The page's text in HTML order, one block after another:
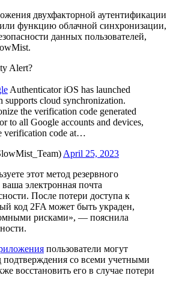
двухфакторной аутентификации
функцию облачной синхронизации,
данных пользователей,
Alert?
Authenticator iOS has launched
supports cloud synchronization.
the verification code generated
to all Google accounts and devices,
verification code at…
April 25, 2023
этот метод резервного
электронная почта
После потери доступа к
код 2FA может быть украден,
рисками», — пояснила
пользователи могут
подтверждения со всеми учетными
восстановить его в случае потери